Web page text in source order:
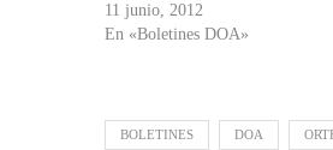
11 junio, 2012
En «Boletines DOA»
BOLETINES DOA